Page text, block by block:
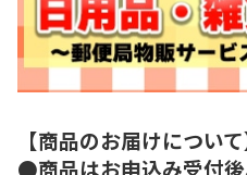
【商品のお届けについて
●商品はお申込み受付